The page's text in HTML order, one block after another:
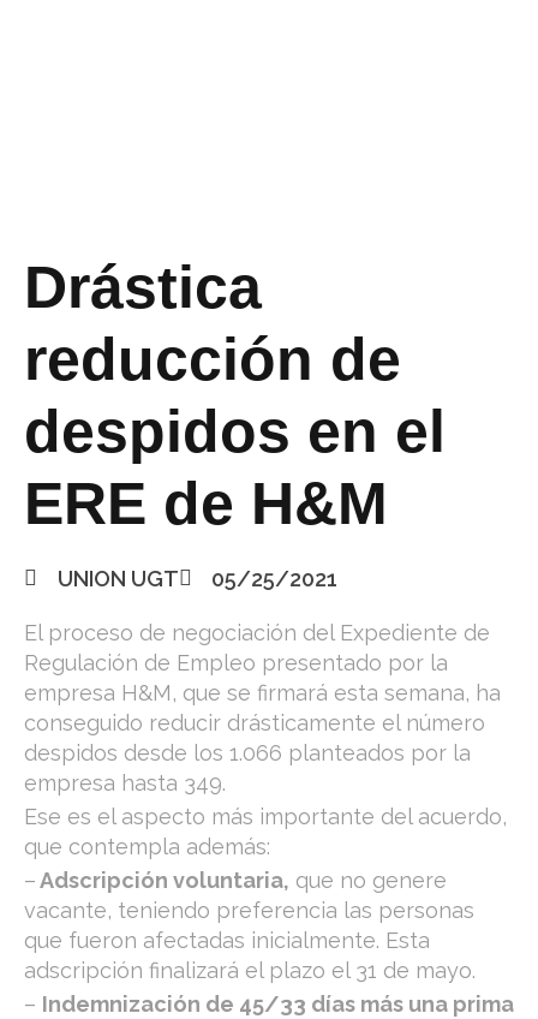
Drástica
reducción de
despidos en el
ERE de H&M
UNION UGT 05/25/2021
El proceso de negociación del Expediente de
Regulación de Empleo presentado por la
empresa H&M, que se firmará esta semana, ha
conseguido reducir drásticamente el número
despidos desde los 1.066 planteados por la
empresa hasta 349.
Ese es el aspecto más importante del acuerdo,
que contempla además:
–Adscripción voluntaria, que no genere
vacante, teniendo preferencia las personas
que fueron afectadas inicialmente. Esta
adscripción finalizará el plazo el 31 de mayo.
– Indemnización de 45/33 días más una prima